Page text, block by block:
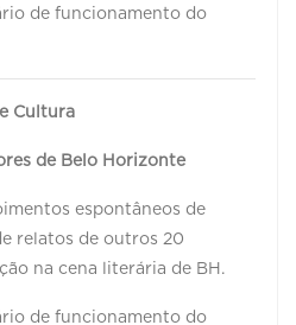
de funcionamento do
Cultura
de Belo Horizonte
espontâneos de
relatos de outros 20
na cena literária de BH.
de funcionamento do